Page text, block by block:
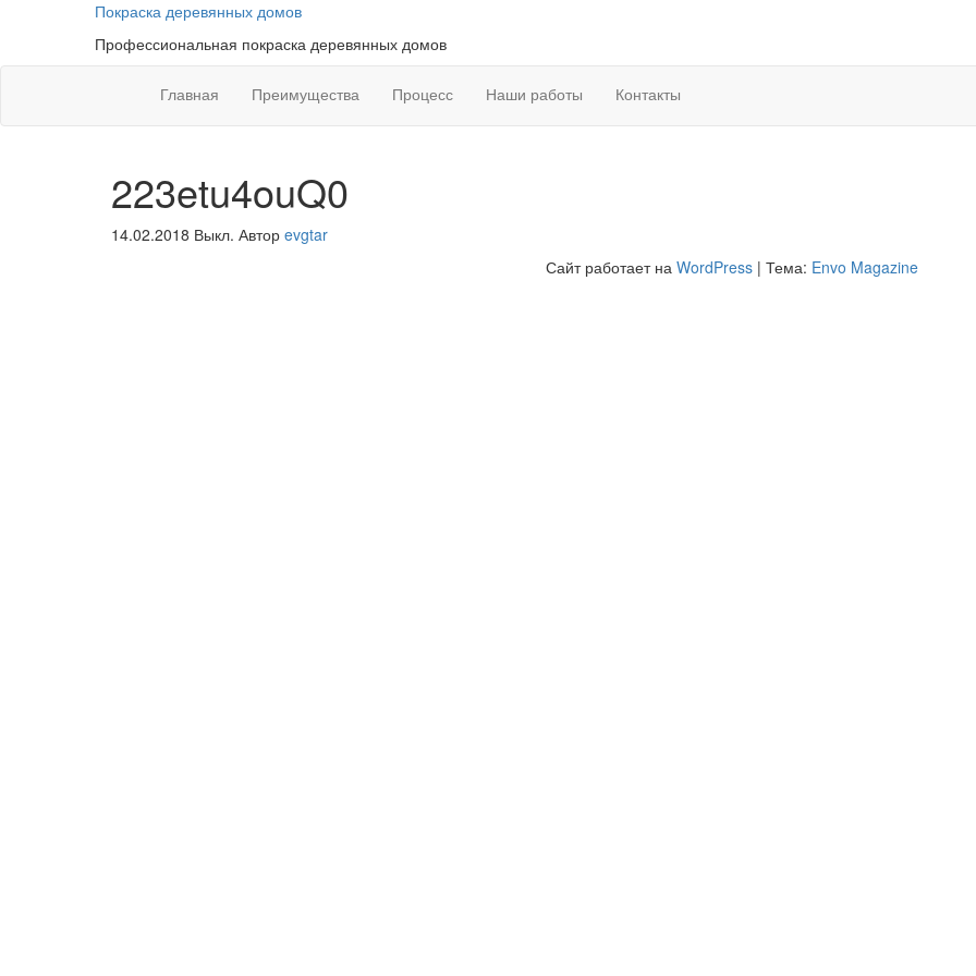
Покраска деревянных домов
Профессиональная покраска деревянных домов
Главная Преимущества Процесс Наши работы Контакты
223etu4ouQ0
14.02.2018 Выкл. Автор evgtar
Сайт работает на WordPress | Тема: Envo Magazine